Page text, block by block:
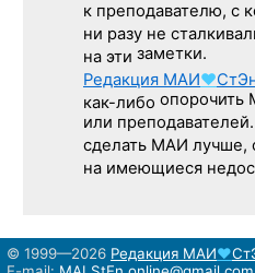
к преподавателю, с
ни разу не
на эти заметки.
Редакция МАИ♥
как-либо опорочить
или
сделать МАИ лучше,
на имеющиеся
© 1999—2026 Редакция МАИ♥